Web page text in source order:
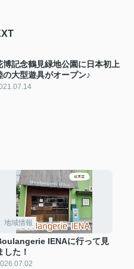
博記念鶴見緑地公園に日本初上
の大型遊具がオープン♪
地域情報
IENAに行って見
した！